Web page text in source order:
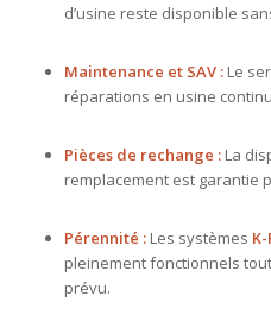
d’usine reste disponible
Maintenance et SAV :Le
réparations en usine
Pièces de rechange :La
remplacement est garantie
Pérennité :Les systèmes
pleinement fonctionnels
prévu.